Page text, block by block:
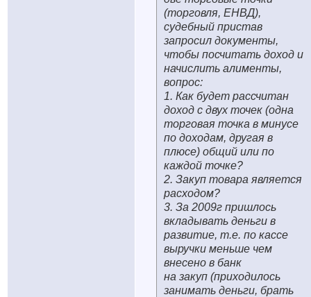
(торговля, ЕНВД),
судебный пристав
запросил документы,
чтобы посчитать доход и
начислить алименты,
вопрос:
1. Как будет рассчитан
доход с двух точек (одна
торговая точка в минусе
по доходам, другая в
плюсе) общий или по
каждой точке?
2. Закуп товара является
расходом?
3. За 2009г пришлось
вкладывать деньги в
развитие, т.е. по кассе
выручки меньше чем
внесено в банк
на закуп (приходилось
занимать деньги, брать